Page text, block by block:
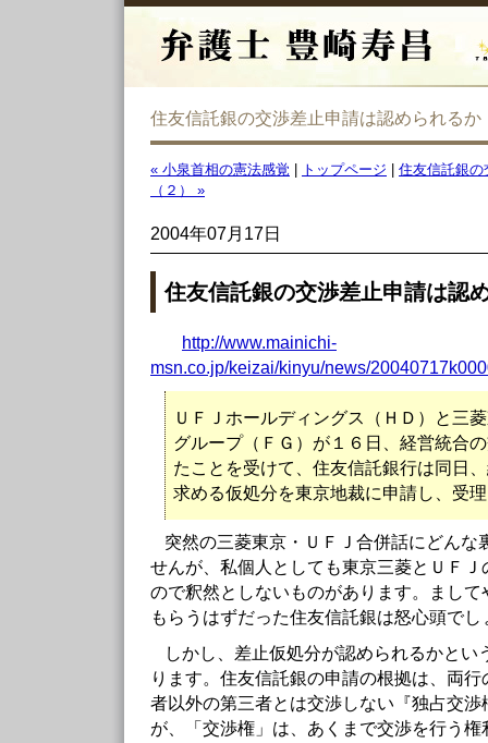
住友信託銀の交渉差止申請は認められるか
« 小泉首相の憲法感覚 トップページ
住友信託銀の
（２） »
2004年07月17日
住友信託銀の交渉差止申請は認
http://www.mainichi-
msn.co.jp/keizai/kinyu/news/
ＵＦＪホールディングス（ＨＤ）と三
グループ（ＦＧ）が１６日、経営統合
たことを受けて、住友信託銀行は同日
求める仮処分を東京地裁に申請し、受
突然の三菱東京・ＵＦＪ合併話にどんな
せんが、私個人としても東京三菱とＵＦ
ので釈然としないものがあります。まし
もらうはずだった住友信託銀は怒心頭でし
しかし、差止仮処分が認められるかとい
ります。住友信託銀の申請の根拠は、両
者以外の第三者とは交渉しない『独占交
が、「交渉権」は、あくまで交渉を行う